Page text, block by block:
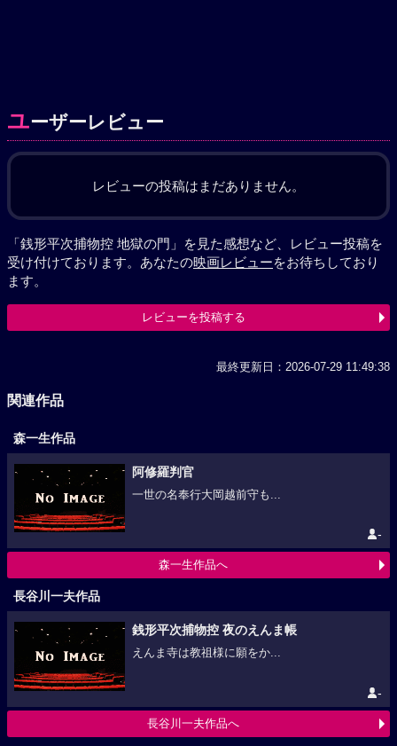
ユーザーレビュー
レビューの投稿はまだありません。
「銭形平次捕物控 地獄の門」を見た感想など、レビュー投稿を
受け付けております。あなたの映画レビューをお待ちしており
ます。
レビューを投稿する
最終更新日：2026-07-29 11:49:38
関連作品
森一生作品
阿修羅判官
一世の名奉行大岡越前守も...
-
森一生作品へ
長谷川一夫作品
銭形平次捕物控 夜のえんま帳
えんま寺は教祖様に願をか...
-
長谷川一夫作品へ